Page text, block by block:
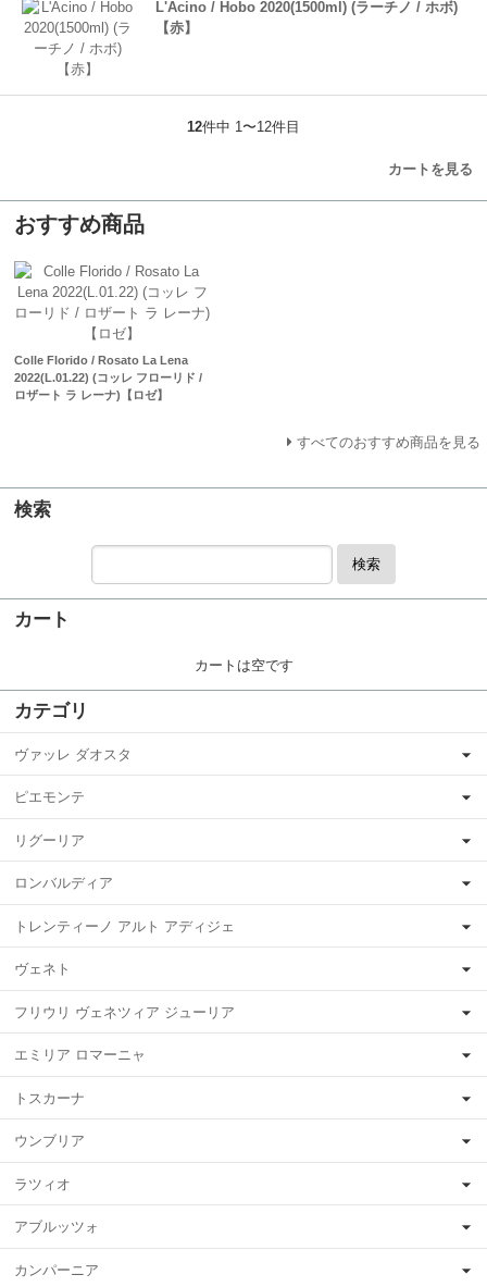
L'Acino / Hobo 2020(1500ml) (ラーチノ / ホボ)
【赤】
12件中 1〜12件目
カートを見る
おすすめ商品
Colle Florido / Rosato La Lena
2022(L.01.22) (コッレ フローリド /
ロザート ラ レーナ)【ロゼ】
すべてのおすすめ商品を見る
検索
検索
カート
カートは空です
カテゴリ
ヴァッレ ダオスタ
ピエモンテ
リグーリア
ロンバルディア
トレンティーノ アルト アディジェ
ヴェネト
フリウリ ヴェネツィア ジューリア
エミリア ロマーニャ
トスカーナ
ウンブリア
ラツィオ
アブルッツォ
カンパーニア